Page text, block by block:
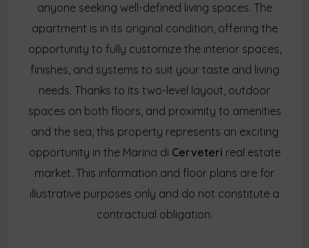
anyone seeking well-defined living spaces. The
apartment is in its original condition, offering the
opportunity to fully customize the interior spaces,
finishes, and systems to suit your taste and living
needs. Thanks to its two-level layout, outdoor
spaces on both floors, and proximity to amenities
and the sea, this property represents an exciting
opportunity in the Marina di Cerveteri real estate
market. This information and floor plans are for
illustrative purposes only and do not constitute a
contractual obligation.